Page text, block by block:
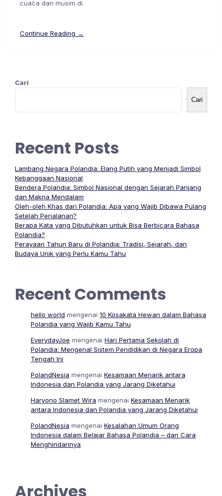
cuaca dan musim di
Continue Reading →
Cari
Cari
Recent Posts
Lambang Negara Polandia: Elang Putih yang Menjadi Simbol
Kebanggaan Nasional
Bendera Polandia: Simbol Nasional dengan Sejarah Panjang
dan Makna Mendalam
Oleh-oleh Khas dari Polandia: Apa yang Wajib Dibawa Pulang
Setelah Perjalanan?
Berapa Kata yang Dibutuhkan untuk Bisa Berbicara Bahasa
Polandia?
Perayaan Tahun Baru di Polandia: Tradisi, Sejarah, dan
Budaya Unik yang Perlu Kamu Tahu
Recent Comments
hello world mengenai 10 Kosakata Hewan dalam Bahasa
Polandia yang Wajib Kamu Tahu
EverydayJoe mengenai Hari Pertama Sekolah di
Polandia: Mengenal Sistem Pendidikan di Negara Eropa
Tengah Ini
PolandNesia mengenai Kesamaan Menarik antara
Indonesia dan Polandia yang Jarang Diketahui
Haryono Slamet Wira mengenai Kesamaan Menarik
antara Indonesia dan Polandia yang Jarang Diketahui
PolandNesia mengenai Kesalahan Umum Orang
Indonesia dalam Belajar Bahasa Polandia – dan Cara
Menghindarinya
Archives